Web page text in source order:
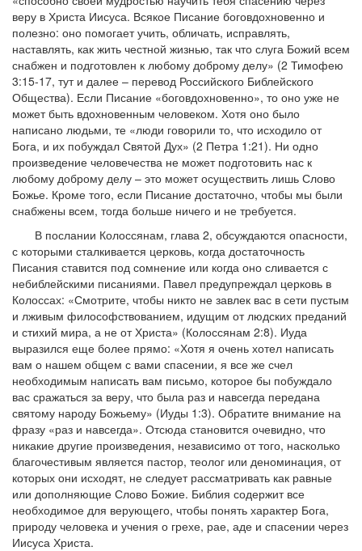
веру в Христа Иисуса. Всякое Писание боговдохновенно и
полезно: оно помогает учить, обличать, исправлять,
наставлять, как жить честной жизнью, так что слуга Божий всем
снабжен и подготовлен к любому доброму делу» (2 Тимофею
3:15-17, тут и далее – перевод Российского Библейского
Общества). Если Писание «боговдохновенно», то оно уже не
может быть вдохновенным человеком. Хотя оно было
написано людьми, те «люди говорили то, что исходило от
Бога, и их побуждал Святой Дух» (2 Петра 1:21). Ни одно
произведение человечества не может подготовить нас к
любому доброму делу – это может осуществить лишь Слово
Божье. Кроме того, если Писание достаточно, чтобы мы были
снабжены всем, тогда больше ничего и не требуется.
В послании Колоссянам, глава 2, обсуждаются опасности,
с которыми сталкивается церковь, когда достаточность
Писания ставится под сомнение или когда оно сливается с
небиблейскими писаниями. Павел предупреждал церковь в
Колоссах: «Смотрите, чтобы никто не завлек вас в сети пустым
и лживым философствованием, идущим от людских преданий
и стихий мира, а не от Христа» (Колоссянам 2:8). Иуда
выразился еще более прямо: «Хотя я очень хотел написать
вам о нашем общем с вами спасении, я все же счел
необходимым написать вам письмо, которое бы побуждало
вас сражаться за веру, что была раз и навсегда передана
святому народу Божьему» (Иуды 1:3). Обратите внимание на
фразу «раз и навсегда». Отсюда становится очевидно, что
никакие другие произведения, независимо от того, насколько
благочестивым является пастор, теолог или деноминация, от
которых они исходят, не следует рассматривать как равные
или дополняющие Слово Божие. Библия содержит все
необходимое для верующего, чтобы понять характер Бога,
природу человека и учения о грехе, рае, аде и спасении через
Иисуса Христа.